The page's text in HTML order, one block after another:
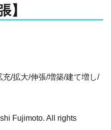
】
充/拡大/伸張/増築/建て増し/
Fujimoto. All rights